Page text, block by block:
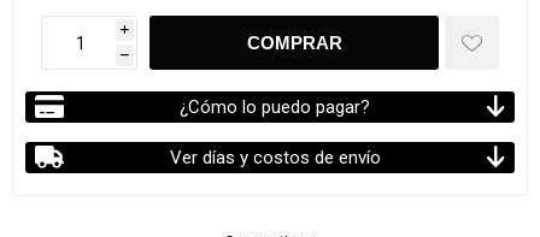
i
h
¿Cómo lo puedo pagar?
Ver días y costos de envío